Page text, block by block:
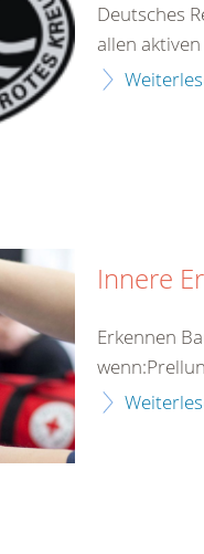
Deutsches
allen
Innere
Erkennen